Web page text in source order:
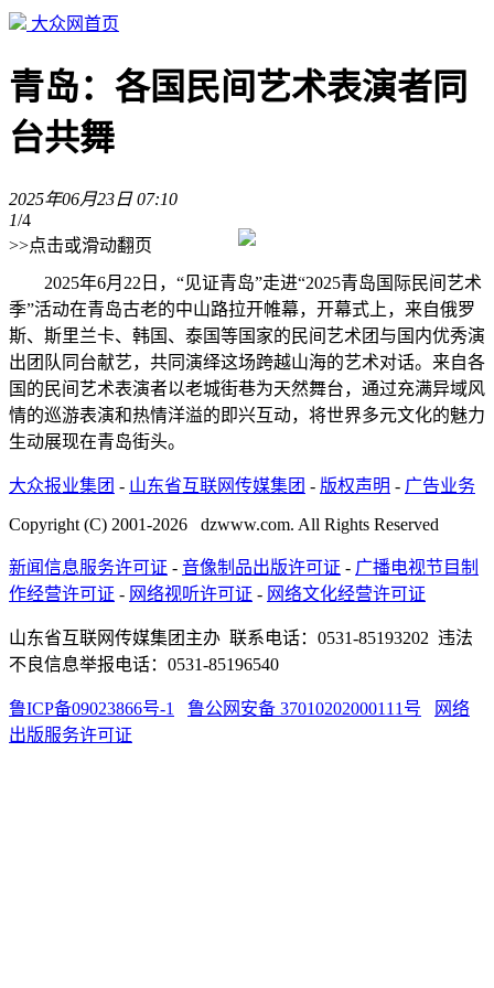
大众网首页
青岛：各国民间艺术表演者同
台共舞
2025年06月23日 07:10
1/4
>>点击或滑动翻页
2025年6月22日，“见证青岛”走进“2025青岛国际民间艺术
季”活动在青岛古老的中山路拉开帷幕，开幕式上，来自俄罗
斯、斯里兰卡、韩国、泰国等国家的民间艺术团与国内优秀演
出团队同台献艺，共同演绎这场跨越山海的艺术对话。来自各
国的民间艺术表演者以老城街巷为天然舞台，通过充满异域风
情的巡游表演和热情洋溢的即兴互动，将世界多元文化的魅力
生动展现在青岛街头。
大众报业集团 - 山东省互联网传媒集团 - 版权声明 - 广告业务
Copyright (C) 2001-2026 dzwww.com. All Rights Reserved
新闻信息服务许可证 - 音像制品出版许可证 - 广播电视节目制
作经营许可证 - 网络视听许可证 - 网络文化经营许可证
山东省互联网传媒集团主办 联系电话：0531-85193202 违法
不良信息举报电话：0531-85196540
鲁ICP备09023866号-1 鲁公网安备 37010202000111号
网络
出版服务许可证